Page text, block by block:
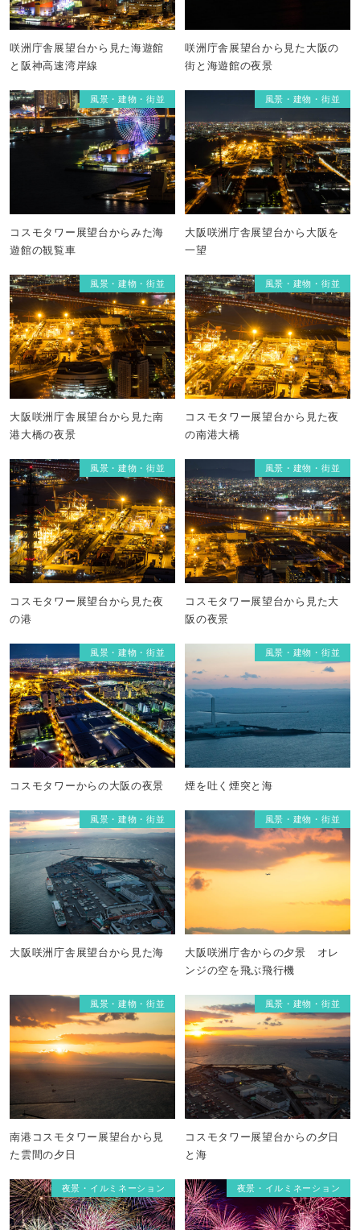
咲洲庁舎展望台から見た海遊館
と阪神高速湾岸線
咲洲庁舎展望台から見た大阪の
街と海遊館の夜景
風景・建物・街並
コスモタワー展望台からみた海
遊館の観覧車
風景・建物・街並
大阪咲洲庁舎展望台から大阪を
一望
風景・建物・街並
大阪咲洲庁舎展望台から見た南
港大橋の夜景
風景・建物・街並
コスモタワー展望台から見た夜
の南港大橋
風景・建物・街並
コスモタワー展望台から見た夜
の港
風景・建物・街並
コスモタワー展望台から見た大
阪の夜景
風景・建物・街並
コスモタワーからの大阪の夜景
風景・建物・街並
煙を吐く煙突と海
風景・建物・街並
大阪咲洲庁舎展望台から見た海
風景・建物・街並
大阪咲洲庁舎からの夕景 オレ
ンジの空を飛ぶ飛行機
風景・建物・街並
南港コスモタワー展望台から見
た雲間の夕日
風景・建物・街並
コスモタワー展望台からの夕日
と海
夜景・イルミネーション 夜景・イルミネーション